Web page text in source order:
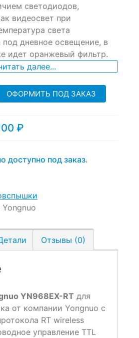
светодиодов,
видеосвет при
света
под дневное освещение, в
идет оранжевый фильтр.
далее...
ОФОРМИТЬ ПОД ЗАКАЗ
₽
доступно под заказ.
Yongnuo
Отзывы (0)
YN968EX-RT для
от компании Yongnuo с
RT wireless
управление TTL